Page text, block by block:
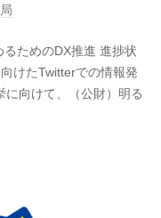
ためのDX推進 進捗状
けたTwitterでの情報発
向けて、（公財）明る